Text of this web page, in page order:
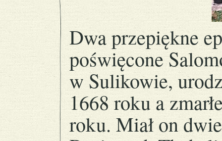
Dwa przepiękne
poświęcone
w Sulikowie,
1668 roku a
roku. Miał on